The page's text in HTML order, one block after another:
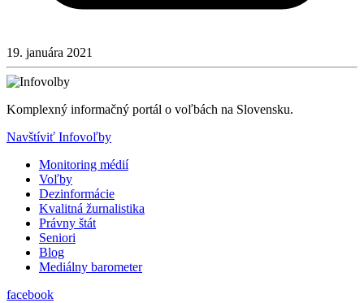
19. januára 2021
Komplexný informačný portál o voľbách na Slovensku.
Navštíviť Infovoľby
Monitoring médií
Voľby
Dezinformácie
Kvalitná žurnalistika
Právny štát
Seniori
Blog
Mediálny barometer
facebook